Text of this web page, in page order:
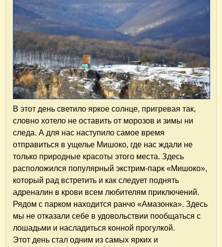
В этот день светило яркое солнце, пригревая так,
словно хотело не оставить от морозов и зимы ни
следа. А для нас наступило самое время
отправиться в ущелье Мишоко, где нас ждали не
только природные красоты этого места. Здесь
расположился популярный экстрим-парк «Мишоко»,
который рад встретить и как следует поднять
адреналин в крови всем любителям приключений.
Рядом с парком находится ранчо «Амазонка». Здесь
мы не отказали себе в удовольствии пообщаться с
лошадьми и насладиться конной прогулкой.
Этот день стал одним из самых ярких и